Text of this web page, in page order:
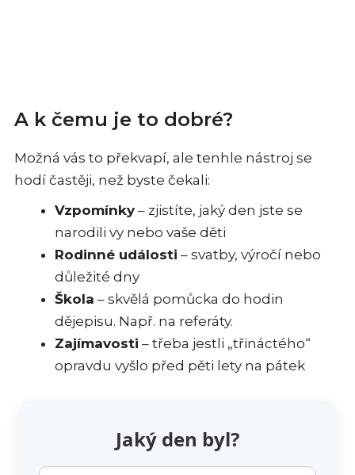
A k čemu je to dobré?
Možná vás to překvapí, ale tenhle nástroj se
hodí častěji, než byste čekali:
Vzpomínky – zjistíte, jaký den jste se
narodili vy nebo vaše děti
Rodinné události – svatby, výročí nebo
důležité dny
Škola – skvělá pomůcka do hodin
dějepisu. Např. na referáty.
Zajímavosti – třeba jestli „třináctého“
opravdu vyšlo před pěti lety na pátek
Jaký den byl?